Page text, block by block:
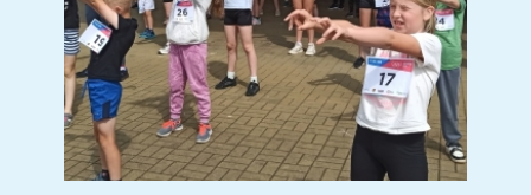
DĚTSKÉ RADOVÁNKY